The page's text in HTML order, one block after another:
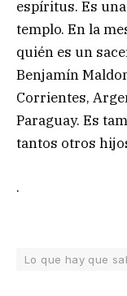
espíritus. Es
templo. En la
quién es un
Benjamín
Corrientes,
Paraguay. Es
tantos otros
.
Lo que hay que